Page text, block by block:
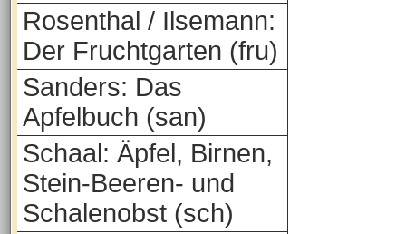
Rosenthal / Ilsemann:
Der Fruchtgarten (fru)
Sanders: Das
Apfelbuch (san)
Schaal: Äpfel, Birnen,
Stein-Beeren- und
Schalenobst (sch)